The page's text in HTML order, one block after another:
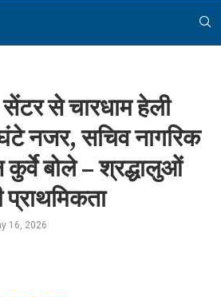
से चारधाम हेली
नजर, सचिव नागरिक
बोले – श्रद्धालुओं
प्राथमिकता
16, 2026